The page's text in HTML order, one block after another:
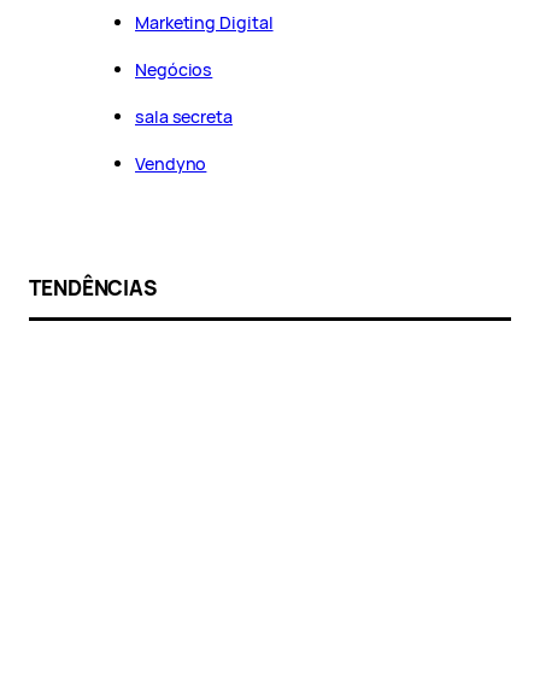
Marketing Digital
Negócios
sala secreta
Vendyno
TENDÊNCIAS